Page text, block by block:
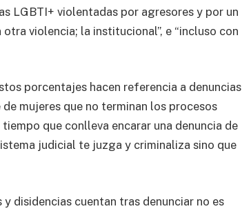
LGBTI+ violentadas por agresores y por un
violencia; la institucional”, e “incluso con
porcentajes hacen referencia a denuncias
mujeres que no terminan los procesos
que conlleva encarar una denuncia de
judicial te juzga y criminaliza sino que
disidencias cuentan tras denunciar no es